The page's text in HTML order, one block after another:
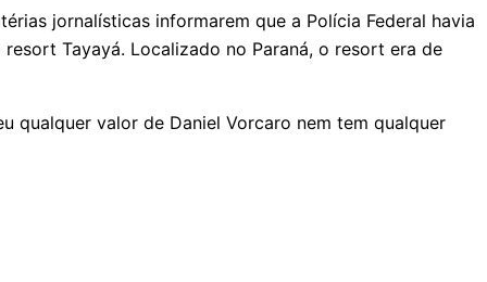
jornalísticas informarem que a Polícia Federal havia
Tayayá. Localizado no Paraná, o resort era de
qualquer valor de Daniel Vorcaro nem tem qualquer